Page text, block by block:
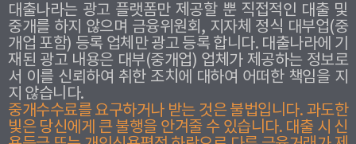
대출나라는 광고 플랫폼만 제공할 뿐 직접적인 대출 및
중개를 하지 않으며 금융위원회, 지자체 정식 대부업(중
개업 포함) 등록 업체만 광고 등록 합니다. 대출나라에 기
재된 광고 내용은 대부(중개업) 업체가 제공하는 정보로
서 이를 신뢰하여 취한 조치에 대하여 어떠한 책임을 지
지 않습니다.
중개수수료를 요구하거나 받는 것은 불법입니다. 과도한
빛은 당신에게 큰 불행을 안겨줄 수 있습니다. 대출 시 신